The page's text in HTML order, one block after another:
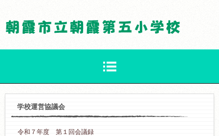
学校運営協議会
令和７年度 第１回会議録